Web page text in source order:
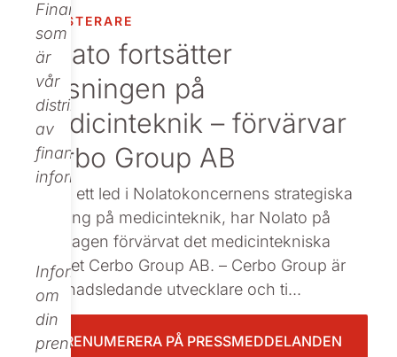
Finance,
som
är
vår
distributör
av
finansiell
information.
Informationen
om
din
prenumeration
INVESTERARE
Nolato fortsätter
satsningen på
medicinteknik – förvärvar
Cerbo Group AB
: Som ett led i Nolatokoncernens strategiska
satsning på medicinteknik, har Nolato på
måndagen förvärvat det medicintekniska
bolaget Cerbo Group AB. – Cerbo Group är
marknadsledande utvecklare och ti...
PRENUMERERA PÅ PRESSMEDDELANDEN